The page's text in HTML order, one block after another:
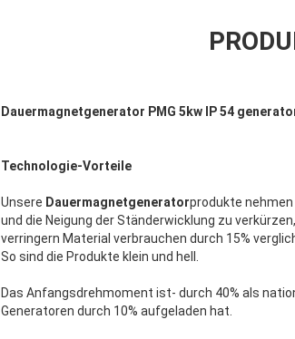
Dauermagnetgenerator PMG 5kw IP 54
Technologie-Vorteile
Unsere Dauermagnetgeneratorprodukte
und die Neigung der Ständerwicklung zu
verringern Material verbrauchen durch 15%
So sind die Produkte klein und hell.
Das Anfangsdrehmoment ist- durch 40% als
Generatoren durch 10% aufgeladen hat.